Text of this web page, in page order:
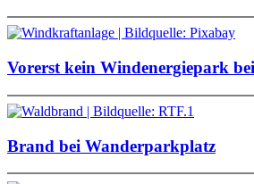
Vorerst kein Windenergiepark
Brand bei Wanderparkplatz